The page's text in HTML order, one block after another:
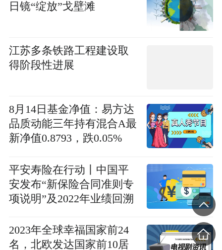
日镜“绽放”戈壁滩
江苏多条铁路工程建设取
得阶段性进展
8月14日基金净值：易方达
品质动能三年持有混合A最
新净值0.8793，跌0.05%
平安寿险在行动丨中国平
安发布“新保险合同准则专
项说明”及2022年业绩回溯
2023年全球幸福国家前24
名，北欧发达国家前10居